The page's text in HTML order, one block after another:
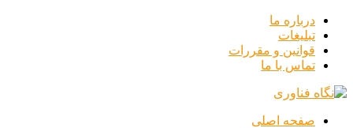
درباره ما
تبلیغات
قوانین و مقررات
تماس با ما
صفحه اصلی